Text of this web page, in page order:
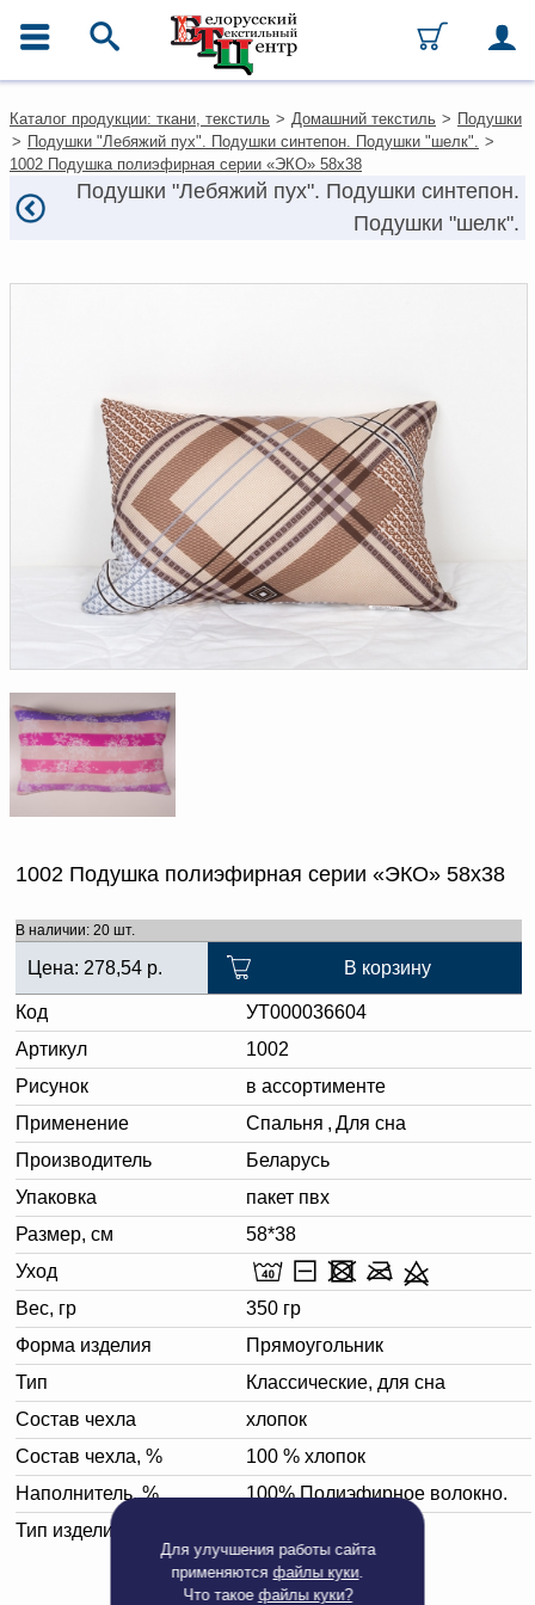
Для улучшения работы сайта
применяютсяфайлы куки.
Что такое файлы куки?
Каталог
Ткани
Домашний текстиль
Одежда
Оплата и доставка
Как оформить заказ
Как нас найти
Написать нам
Доверенность на
получение груза
Документы по работе с
персональными данными
Письмо руководителю
Каталог продукции: ткани, текстиль > Домашний текстиль > Подушки
> Подушки "Лебяжий пух". Подушки синтепон. Подушки "шелк". >
1002 Подушка полиэфирная серии «ЭКО» 58х38
Подушки "Лебяжий пух". Подушки синтепон.
Подушки "шелк".
1002 Подушка полиэфирная серии «ЭКО» 58х38
В наличии: 20 шт.
Цена: 278,54 р. В корзину
Код
УТ000036604
Артикул
1002
Рисунок
в ассортименте
Применение
Спальня , Для сна
Производитель
Беларусь
Упаковка
пакет пвх
Размер, см
58*38
Уход
Вес, гр
350 гр
Форма изделия
Прямоугольник
Тип
Классические, для сна
Состав чехла
хлопок
Состав чехла, %
100 % хлопок
Наполнитель, %
100% Полиэфирное волокно.
Тип изделия